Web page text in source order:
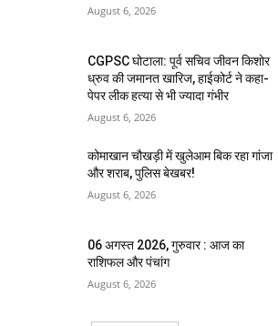
August 6, 2026
CGPSC घोटाला: पूर्व सचिव जीवन किशोर
ध्रुव की जमानत खारिज, हाईकोर्ट ने कहा-
पेपर लीक हत्या से भी ज्यादा गंभीर
August 6, 2026
कोमाखान चौखड़ी में खुलेआम बिक रहा गांजा
और शराब, पुलिस बेखबर!
August 6, 2026
06 अगस्त 2026, गुरुवार : आज का
राशिफल और पंचांग
August 6, 2026